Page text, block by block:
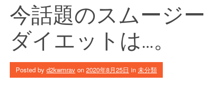
今話題のスムージー
ダイエットは…。
Posted by d2kwmrav on 2020年8月25日 in 未分類